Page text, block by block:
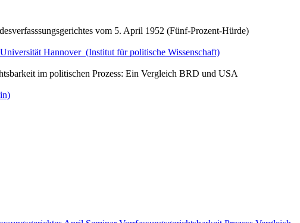
vom 5. April 1952 (Fünf-Prozent-Hürde)
Hannover (Institut für politische Wissenschaft)
im politischen Prozess: Ein Vergleich BRD und USA